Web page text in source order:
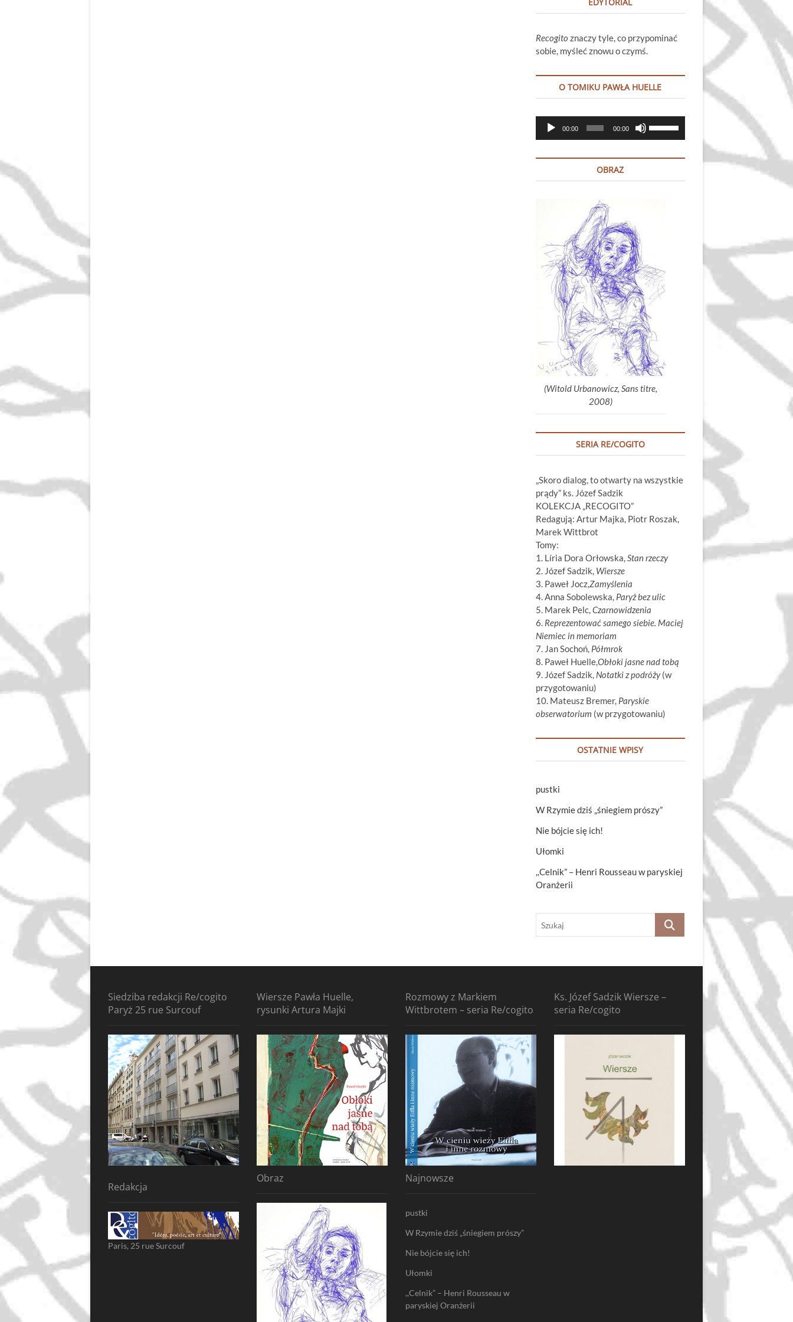
Recogito znaczy tyle, co przypominać
sobie, myśleć znowu o czymś.
O TOMIKU PAWŁA HUELLE
Odtwarzacz
plików
00:00 00:00
góry
głośność.
OBRAZ
(Witold Urbanowicz, Sans titre,
2008)
SERIA RE/COGITO
„Skoro dialog, to otwarty na wszystkie
prądy” ks. Józef Sadzik
KOLEKCJA „RECOGITO”
Redagują: Artur Majka, Piotr Roszak,
Marek Wittbrot
Tomy:
1. Líria Dora Orłowska,Stan rzeczy
2. Józef Sadzik, Wiersze
3. Paweł Jocz,Zamyślenia
4. Anna Sobolewska, Paryż bez ulic
5. Marek Pelc,Czarnowidzenia
6. Reprezentować samego siebie. Maciej
Niemiec in memoriam
7. Jan Sochoń, Półmrok
8. Paweł Huelle,Obłoki jasne nad tobą
9. Józef Sadzik, Notatki z podróży(w
przygotowaniu)
10. Mateusz Bremer, Paryskie
obserwatorium (w przygotowaniu)
OSTATNIE WPISY
pustki
W Rzymie dziś „śniegiem prószy”
Nie bójcie się ich!
Ułomki
,,Celnik” – Henri Rousseau w paryskiej
Oranżerii
Szukaj
Siedziba redakcji Re/cogito
Paryż 25 rue Surcouf
Redakcja
Paris, 25 rue Surcouf
Wiersze Pawła Huelle,
rysunki Artura Majki
Obraz
Rozmowy z Markiem
Wittbrotem – seria Re/cogito
Najnowsze
pustki
W Rzymie dziś „śniegiem prószy”
Nie bójcie się ich!
Ułomki
,,Celnik” – Henri Rousseau w
paryskiej Oranżerii
Ks. Józef Sadzik Wiersze –
seria Re/cogito